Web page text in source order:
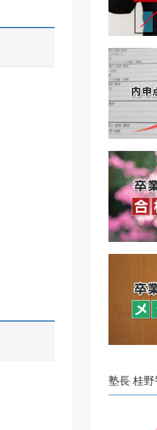
塾長 桂野